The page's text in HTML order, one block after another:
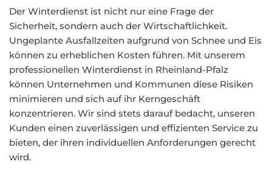
Der Winterdienst ist nicht nur eine Frage der
Sicherheit, sondern auch der Wirtschaftlichkeit.
Ungeplante Ausfallzeiten aufgrund von Schnee und Eis
können zu erheblichen Kosten führen. Mit unserem
professionellen Winterdienst in Rheinland-Pfalz
können Unternehmen und Kommunen diese Risiken
minimieren und sich auf ihr Kerngeschäft
konzentrieren. Wir sind stets darauf bedacht, unseren
Kunden einen zuverlässigen und effizienten Service zu
bieten, der ihren individuellen Anforderungen gerecht
wird.